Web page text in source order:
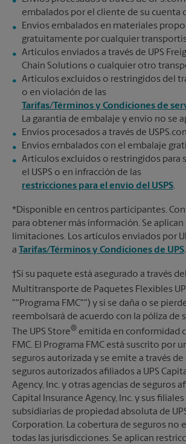
embalados por el cliente de su cuenta
Envíos embalados en materiales
gratuitamente por cualquier
Artículos enviados a través de UPS
Chain Solutions o cualquier otro
Artículos excluidos o restringidos del
o en violación de las
Tarifas/Términos y Condiciones de
La garantía de embalaje y envío no se
Envíos procesados a través de
Envíos embalados con el embalaje
Artículos excluidos o restringidos para
el USPS o en infracción de las
restricciones para el envío del USPS.
*Disponible en centros participantes.
para obtener más información. Se
limitaciones. Los artículos enviados por
a Tarifas/Términos y Condiciones de UPS.
†Si su paquete está asegurado a través
Multitransporte de Paquetes Flexibles
""Programa FMC"") y si se daña o se
reembolsará de acuerdo con la póliza de
The UPS Store® emitida en conformidad
FMC. El Programa FMC está suscrito por
seguros autorizada y se emite a través
seguros autorizados afiliados a UPS
Agency, Inc. y otras agencias de seguros
Capital Insurance Agency, Inc. y sus
subsidiarias de propiedad absoluta de
Corporation. La cobertura de seguros no
todas las jurisdicciones. Se aplican